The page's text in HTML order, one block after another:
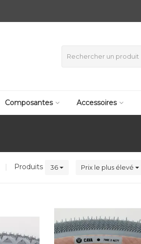
Composantes Accessoires
| Produits 36 Prix le plus élevé